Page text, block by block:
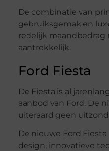
De combinatie van
gebruiksgemak en
redelijk maandbedrag
aantrekkelijk.
Ford Fiesta
De Fiesta is al
aanbod van Ford. De
uiteraard geen
De nieuwe Ford
design, innovatieve